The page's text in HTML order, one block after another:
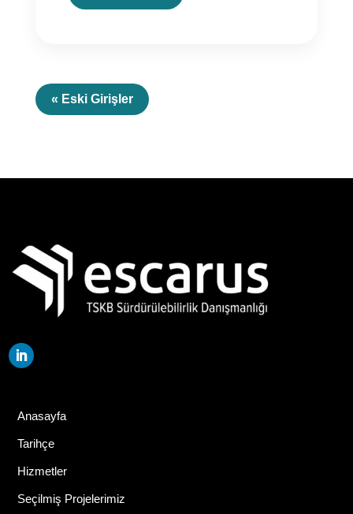
« Eski Girişler
Anasayfa
Tarihçe
Hizmetler
Seçilmiş Projelerimiz